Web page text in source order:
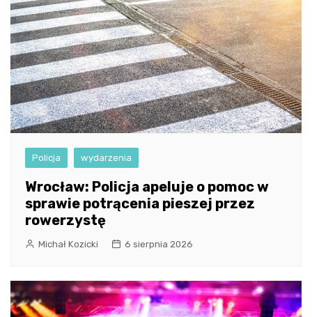
Policja wydarzenia
Wrocław: Policja apeluje o pomoc w
sprawie potrącenia pieszej przez
rowerzystę
Michał Kozicki 6 sierpnia 2026